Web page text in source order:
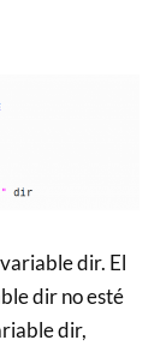
dir. El
dir no esté
dir,